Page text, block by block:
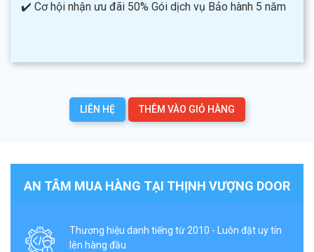
✔️ Cơ hội nhận ưu đãi 50% Gói dịch vụ Bảo hành 5 năm
LIÊN HỆ THÊM VÀO GIỎ HÀNG
AN TÂM MUA HÀNG TẠI THỊNH VƯỢNG DOOR
Thương hiệu danh tiếng từ 2010 - Luôn đặt uy tín
lên hàng đầu